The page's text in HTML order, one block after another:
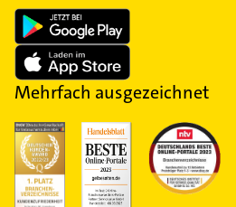
Mehrfach ausgezeichnet